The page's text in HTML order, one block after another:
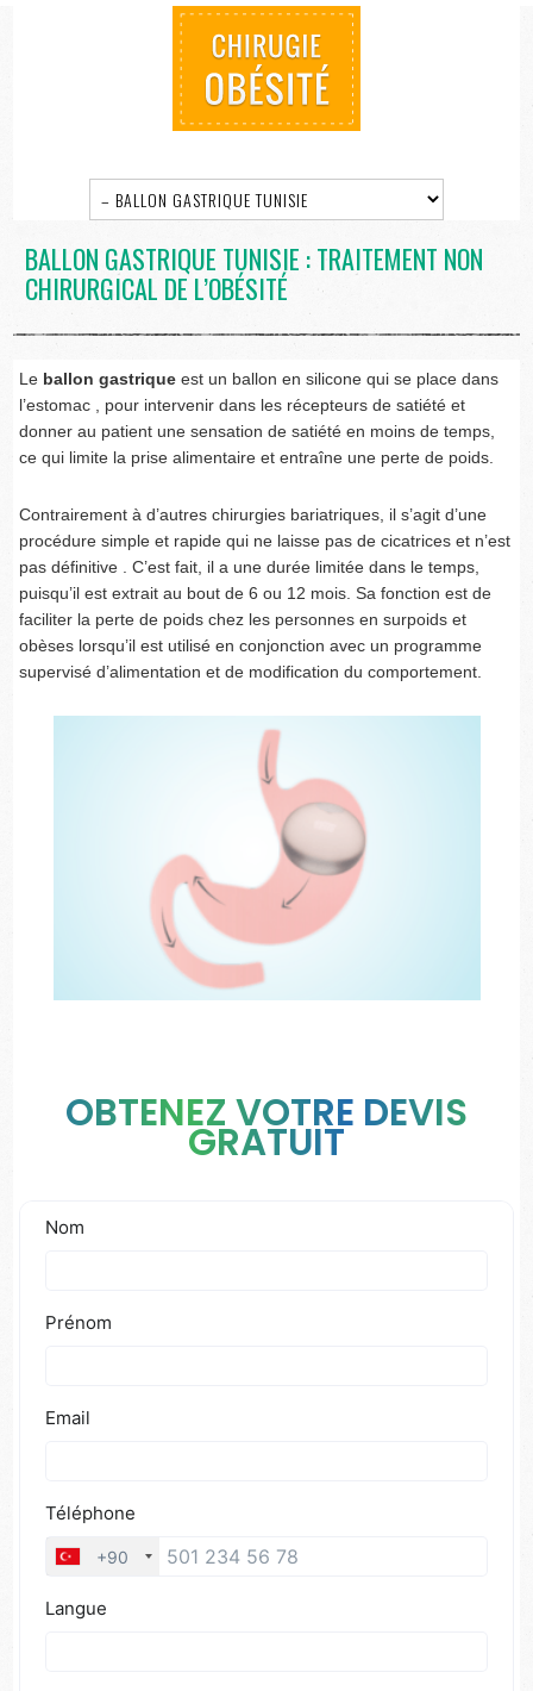
BALLON GASTRIQUE TUNISIE : TRAITEMENT NON
CHIRURGICAL DE L’OBÉSITÉ
Le ballon gastrique est un ballon en silicone qui se place dans
l’estomac , pour intervenir dans les récepteurs de satiété et
donner au patient une sensation de satiété en moins de temps,
ce qui limite la prise alimentaire et entraîne une perte de poids.
Contrairement à d’autres chirurgies bariatriques, il s’agit d’une
procédure simple et rapide qui ne laisse pas de cicatrices et n’est
pas définitive . C’est fait, il a une durée limitée dans le temps,
puisqu’il est extrait au bout de 6 ou 12 mois. Sa fonction est de
faciliter la perte de poids chez les personnes en surpoids et
obèses lorsqu’il est utilisé en conjonction avec un programme
supervisé d’alimentation et de modification du comportement.
OBTENEZ VOTRE DEVIS
GRATUIT